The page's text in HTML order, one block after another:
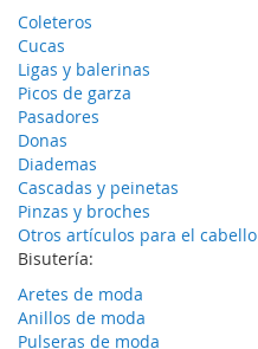
Coleteros
Cucas
Ligas y balerinas
Picos de garza
Pasadores
Donas
Diademas
Cascadas y peinetas
Pinzas y broches
Otros artículos para el cabello
Bisutería:
Aretes de moda
Anillos de moda
Pulseras de moda